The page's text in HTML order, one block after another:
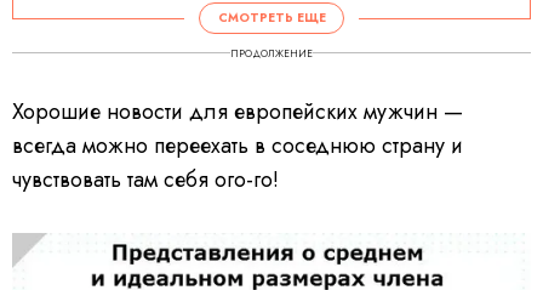
СМОТРЕТЬ ЕЩЕ
ПРОДОЛЖЕНИЕ
Хорошие новости для европейских мужчин —
всегда можно переехать в соседнюю страну и
чувствовать там себя ого-го!